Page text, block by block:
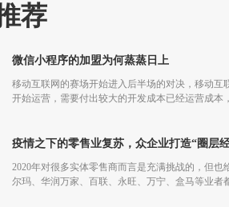
荐
微信小程序的加盟为何蒸蒸日上
移动互联网的赛场开始进入后半场的对决，移动
开始运营，需要付出较大的开发成本已经运营成
疫情之下的零售业复苏，众企业打造“圈层
2020年对很多实体零售商而言是充满挑战的，但
尔玛、华润万家、百联、永旺、万宁、盒马等业